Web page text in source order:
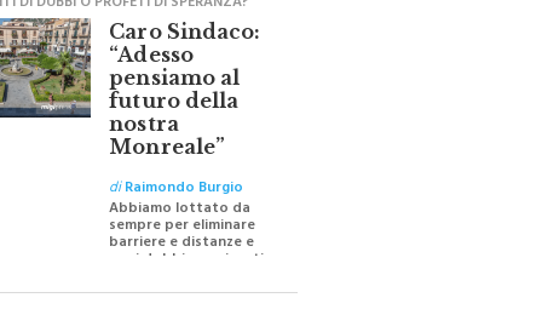
Caro Sindaco:
“Adesso
pensiamo al
futuro della
nostra
Monreale”
diRaimondo Burgio
Abbiamo lottato da
sempre per eliminare
barriere e distanze e
oggi dobbiamo ripartire